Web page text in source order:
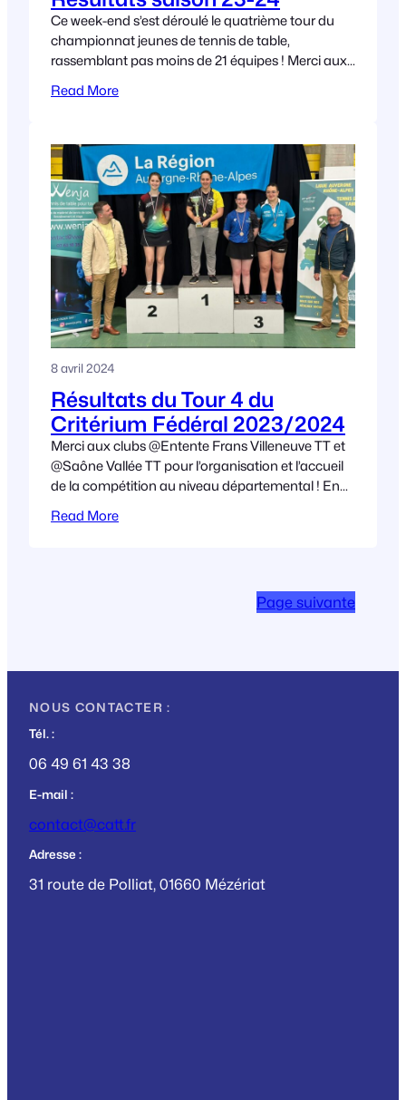
Ce week-end s’est déroulé le quatrième tour du
championnat jeunes de tennis de table,
rassemblant pas moins de 21 équipes ! Merci aux
Read More
8 avril 2024
Résultats du Tour 4 du
Critérium Fédéral 2023/2024
Merci aux clubs @Entente Frans Villeneuve TT et
@Saône Vallée TT pour l’organisation et l’accueil
de la compétition au niveau départemental ! En
Read More
Page suivante
NOUS CONTACTER :
Tél. :
06 49 61 43 38
E-mail :
contact@catt.fr
Adresse :
31 route de Polliat, 01660 Mézériat